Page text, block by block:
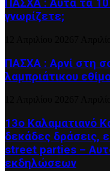
ΠΑΣΧΑ : Αυτά τα 10
γνωρίζετε;
ΠΑΣΧΑ : Αρνί στη
λαμπριάτικου
13ο Καλαματιανό
δεκάδες δράσεις,
street parties –
εκδηλώσεων